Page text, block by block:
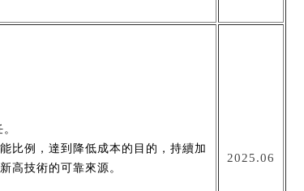
比例，達到降低成本的目的，持續加
高技術的可靠來源。
2025.06